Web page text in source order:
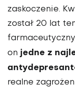
zaskoczenie.
został 20 lat
on jedne z
realne